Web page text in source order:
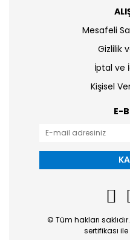
Mesafeli
Gizlilik
İptal ve
Kişisel
E-
© Tüm hakları
sertifikası